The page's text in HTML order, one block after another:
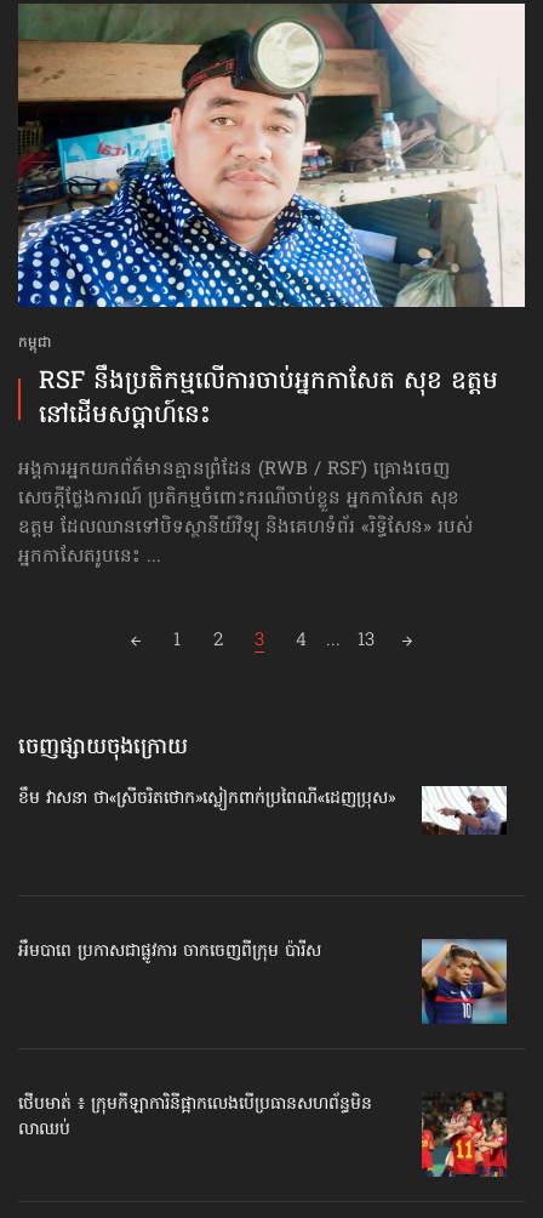
កម្ពុជា
RSF នឹង​ប្រតិកម្មលើការ​ចាប់​អ្នក​កាសែត សុខ ឧត្ដម
នៅដើម​សប្ដាហ៍​នេះ
អង្គការអ្នកយកព័ត៌មានគ្មានព្រំដែន (RWB / RSF) គ្រោងចេញ
សេចក្ដីថ្លែងការណ៍ ប្រតិកម្ម​​ចំពោះករណី​​ចាប់ខ្លួន អ្នកកាសែត សុខ
ឧត្ដម ដែលឈាន​ទៅបិទស្ថានីយ៍វិទ្យុ និងគេហទំព័រ «រិទ្ធិសែន» របស់
អ្នកកាសែតរូបនេះ ...
1 2 3 4 ... 13
ចេញផ្សាយចុងក្រោយ
ខឹម វាសនា ថា«ស្រីចរិតថោក»​ស្លៀកពាក់ប្រពៃណី​«ដេញប្រុស»
អឹមបាពេ ប្រកាសជាផ្លូវការ ចាកចេញពីក្រុម ប៉ារីស
ថើបមាត់ ៖ ក្រុមកីឡាការិនី​ផ្អាកលេង​​បើប្រធានសហព័ន្ធ​មិន
លាឈប់